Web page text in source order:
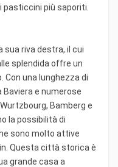
più saporiti.
sua riva destra, il cui
splendida offre un
una lunghezza di
e numerose
Bamberg e
la possibilità di
sono molto attive
Questa città storica è
grande casa a